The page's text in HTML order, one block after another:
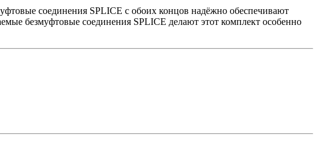
соединения SPLICE с обоих концов надёжно обеспечивают
безмуфтовые соединения SPLICE делают этот комплект особенно